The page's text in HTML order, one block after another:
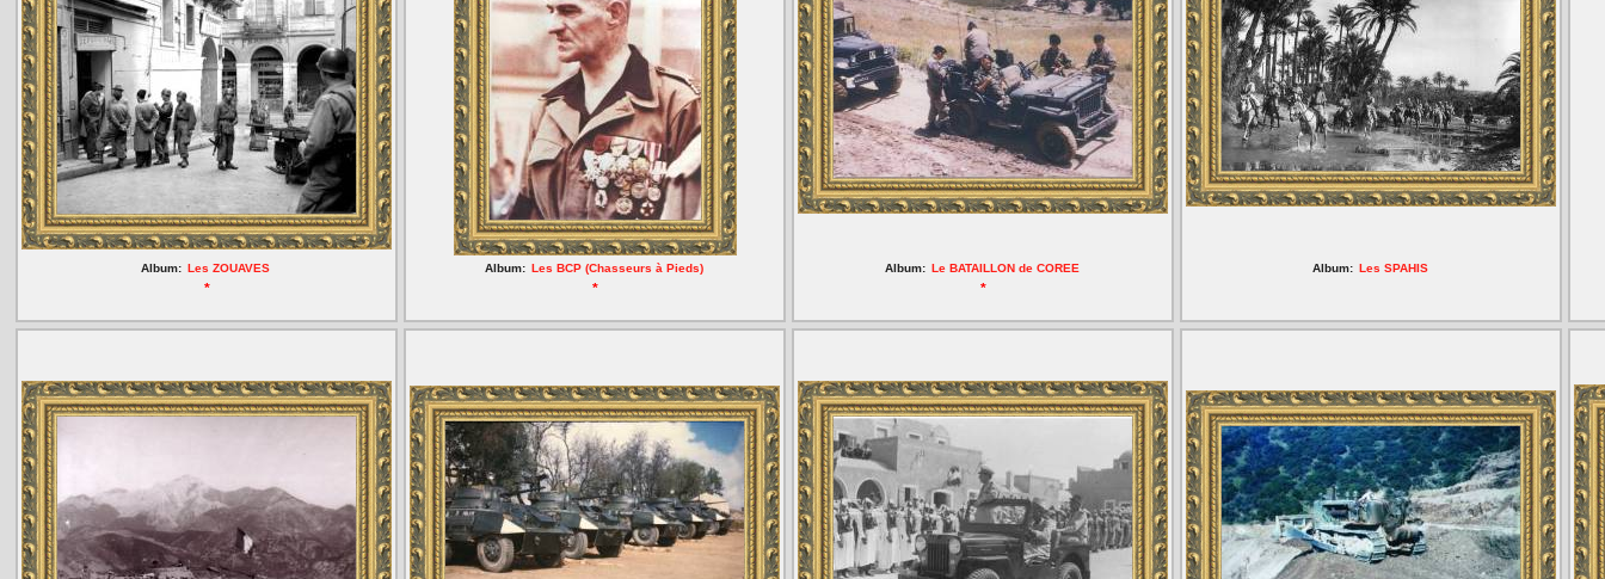
Album: Les ZOUAVES
*
Album: Les BCP (Chasseurs à Pieds)
*
Album: Le BATAILLON de COREE
*
Album: Les SPAHIS